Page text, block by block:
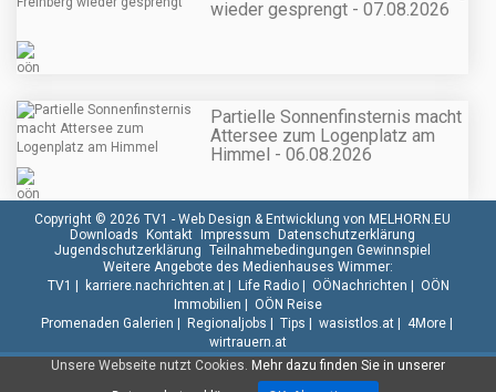
wieder gesprengt - 07.08.2026
Partielle Sonnenfinsternis macht
Attersee zum Logenplatz am
Himmel - 06.08.2026
Unsere Webseite nutzt Cookies. Mehr dazu finden Sie in unserer
Copyright © 2026 TV1 - Web Design & Entwicklung von MELHORN.EU
Downloads
Kontakt Impressum
Datenschutzerklärung
Jugendschutzerklärung Teilnahmebedingungen Gewinnspiel
Weitere Angebote des Medienhauses Wimmer:
TV1
karriere.nachrichten.at| Life Radio| OÖNachrichten
OÖN
Immobilien
OÖN Reise
Promenaden Galerien
Regionaljobs Tips wasistlos.at| 4More|
wirtrauern.at